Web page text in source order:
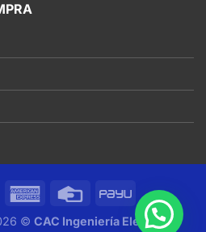
© CAC Ingeniería Eléctrica,